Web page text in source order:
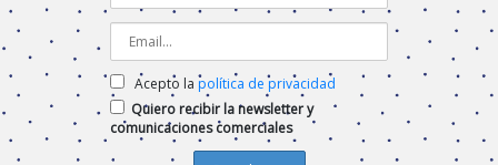
Acepto la política de privacidad
Quiero recibir la newsletter y
comunicaciones comerciales